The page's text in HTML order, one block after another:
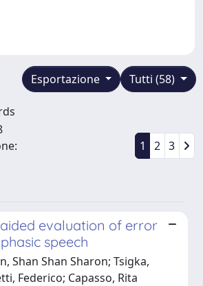
Tutti (58)
Esportazione
1 2 3
evaluation of error
speech
Shan Shan Sharon; Tsigka,
Federico; Capasso, Rita